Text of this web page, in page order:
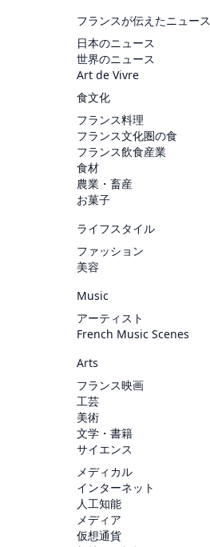
フランスが伝えたニュース
日本のニュース
世界のニュース
Art de Vivre
食文化
フランス料理
フランス文化圏の食
フランス飲食産業
食材
農業・畜産
お菓子
ライフスタイル
ファッション
美容
Music
アーティスト
French Music Scenes
Arts
フランス映画
工芸
美術
文学・書籍
サイエンス
メディカル
インターネット
人工知能
メディア
仮想通貨